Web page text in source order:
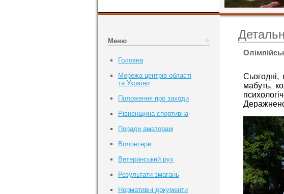
мабуть,
Меню
Головна
Мережа центрів області
та України
Положення про заходи
Рівненщина спортивна
Поради аматорам
Волонтери
Ветеранський рух
Результати змагань
Нормативні документи